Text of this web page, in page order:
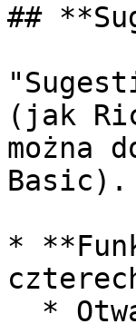
##
(jak
można
Basic).
*